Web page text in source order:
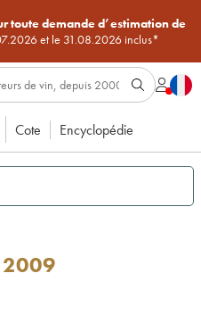
toute demande d’estimation de
et le 31.08.2026 inclus*
Cote Encyclopédie
2009